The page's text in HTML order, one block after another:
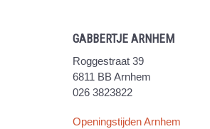
GABBERTJE ARNHEM
Roggestraat 39
6811 BB Arnhem
026 3823822
Openingstijden Arnhem